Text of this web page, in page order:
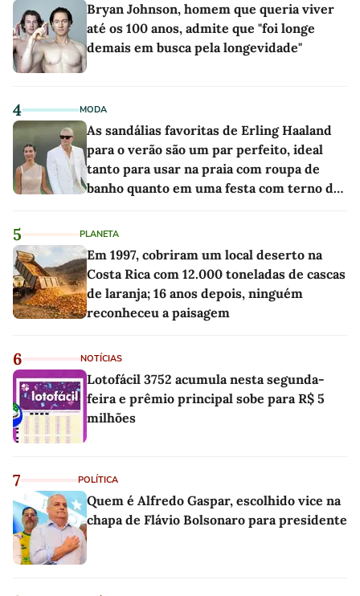
Bryan Johnson, homem que queria viver
até os 100 anos, admite que "foi longe
demais em busca pela longevidade"
4 MODA
As sandálias favoritas de Erling Haaland
para o verão são um par perfeito, ideal
tanto para usar na praia com roupa de
banho quanto em uma festa com terno de
5 PLANETA
Em 1997, cobriram um local deserto na
Costa Rica com 12.000 toneladas de cascas
de laranja; 16 anos depois, ninguém
reconheceu a paisagem
6 NOTÍCIAS
Lotofácil 3752 acumula nesta segunda-
feira e prêmio principal sobe para R$ 5
milhões
7 POLÍTICA
Quem é Alfredo Gaspar, escolhido vice na
chapa de Flávio Bolsonaro para presidente